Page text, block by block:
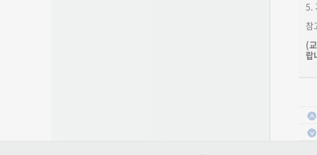
5.
참
(
랍